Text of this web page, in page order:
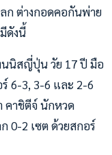
ก ต่างกอดคอกันพ่าย
ดังนี้
นนิสญี่ปุ่น วัย 17 ปี มือ
6-3, 3-6 และ 2-6
คาชิตีจ์ นักหวด
0-2 เซต ด้วยสกอร์